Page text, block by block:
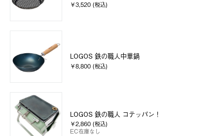
￥3,520 (税込)
LOGOS 鉄の職人中華鍋
￥8,800 (税込)
LOGOS 鉄の職人 コテッパン！
￥2,860 (税込)
EC在庫なし